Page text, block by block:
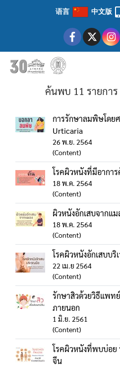
语言 中文版
ค้นพบ 11 รายกา
การรักษาลมพิษโด
Urticaria
26 พ.ย. 2564
(Content)
โรคผิวหนังที่มีอากา
18 พ.ค. 2564
(Content)
ผิวหนังอักเสบจากแม
18 พ.ค. 2564
(Content)
โรคผิวหนังอักเสบบริ
22 เม.ย 2564
(Content)
รักษาสิวด้วยวิธีแพท
ภายนอก
1 มิ.ย. 2561
(Content)
โรคผิวหนังที่พบบ่อย
จีน